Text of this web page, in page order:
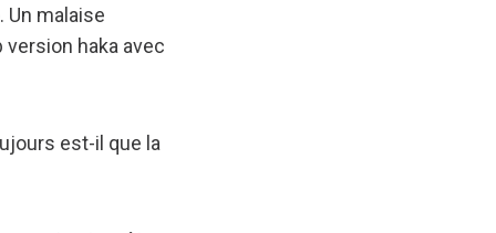
. Un malaise
haka avec
est-il que la